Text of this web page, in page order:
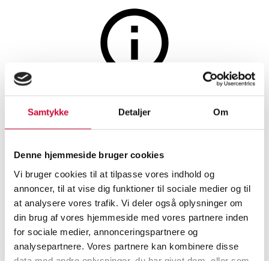
Samtykke Detaljer Om
Denne hjemmeside bruger cookies
Vi bruger cookies til at tilpasse vores indhold og
annoncer, til at vise dig funktioner til sociale medier og til
at analysere vores trafik. Vi deler også oplysninger om
din brug af vores hjemmeside med vores partnere inden
for sociale medier, annonceringspartnere og
analysepartnere. Vores partnere kan kombinere disse
Spiseborde, spisestuemøbler
Ronan & Erwan Bouroullec for
Eg
SHOWROOM
Aarhus
VURDERING
DKK 3.800
VARENUMMER
6589055
Momsvare